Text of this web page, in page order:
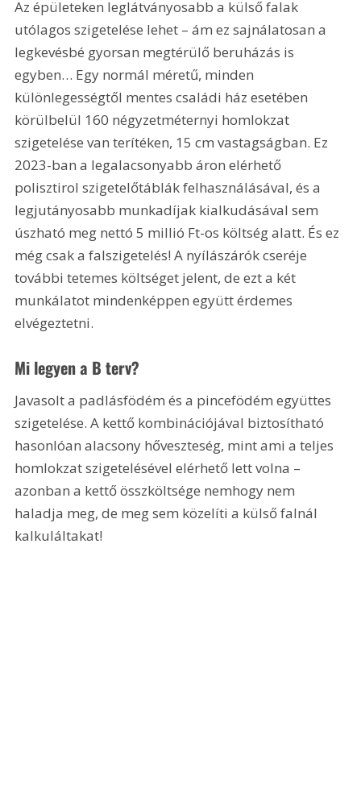
Az épületeken leglátványosabb a külső falak
utólagos szigetelése lehet – ám ez sajnálatosan a
legkevésbé gyorsan megtérülő beruházás is
egyben… Egy normál méretű, minden
különlegességtől mentes családi ház esetében
körülbelül 160 négyzetméternyi homlokzat
szigetelése van terítéken, 15 cm vastagságban. Ez
2023-ban a legalacsonyabb áron elérhető
polisztirol szigetelőtáblák felhasználásával, és a
legjutányosabb munkadíjak kialkudásával sem
úszható meg nettó 5 millió Ft-os költség alatt. És ez
még csak a falszigetelés! A nyílászárók cseréje
további tetemes költséget jelent, de ezt a két
munkálatot mindenképpen együtt érdemes
elvégeztetni.
Mi legyen a B terv?
Javasolt a padlásfödém és a pincefödém együttes
szigetelése. A kettő kombinációjával biztosítható
hasonlóan alacsony hőveszteség, mint ami a teljes
homlokzat szigetelésével elérhető lett volna –
azonban a kettő összköltsége nemhogy nem
haladja meg, de meg sem közelíti a külső falnál
kalkuláltakat!